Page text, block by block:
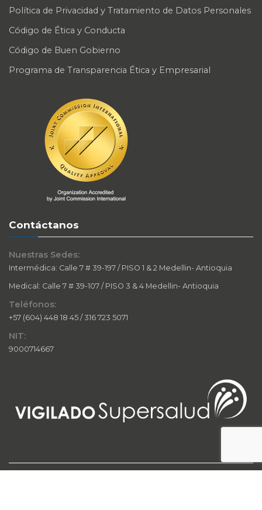
Política de Privacidad y Tratamiento de Datos Personales
Código de Ética y Conducta
Código de Buen Gobierno
Programa de Transparencia Ética y Empresarial
Contáctanos
Nuestras Sedes:
Intermédica: Calle 7 # 39-197 / PISO 1 & 2 Medellin- Antioquia
Medical: Calle 7 # 39-107 / PISO 3 & 4 Medellin- Antioquia
Teléfonos:
+57 (604) 448 18 45 / 316 723 5071
NIT:
9000714667